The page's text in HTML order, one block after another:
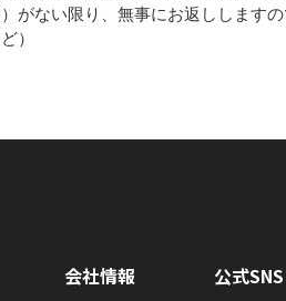
がない限り、無事にお返しします
）
会社情報 公式SNS